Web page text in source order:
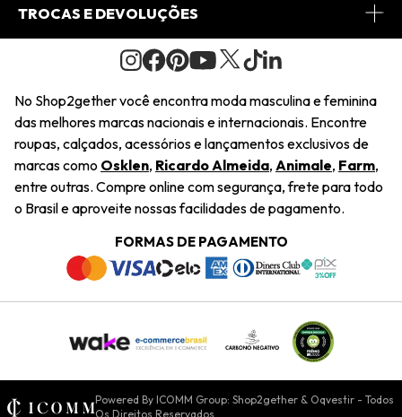
Journal
Saiu na Mídia
Sustentabilidade
Navegando
Termos e Condições
Trabalhe Conosco
Regulamento e Promoções
Minha Conta
Pedido de Presente
Wishlist
TROCAS E DEVOLUÇÕES
Condições Gerais
Troca Fácil
Restituição de Pagamento
Dúvidas Frequentes
Termos e Condições
Política de Privacidade
No Shop2gether você encontra moda masculina e feminina
das melhores marcas nacionais e internacionais. Encontre
roupas, calçados, acessórios e lançamentos exclusivos de
marcas como Osklen, Ricardo Almeida, Animale, Farm,
entre outras. Compre online com segurança, frete para todo
o Brasil e aproveite nossas facilidades de pagamento.
FORMAS DE PAGAMENTO
Powered By ICOMM Group: Shop2gether & Oqvestir - Todos
Os Direitos Reservados.